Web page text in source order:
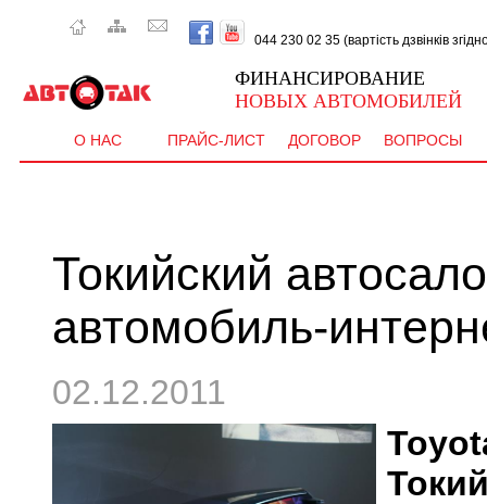
044 230 02 35 (вартість дзвінків
ФИНАНСИРОВАНИЕ
НОВЫХ АВТОМОБИЛЕЙ
О НАС ПРАЙС-ЛИСТ ДОГОВОР ВОПРОСЫ
Токийский
автомобиль-
02.12.2011